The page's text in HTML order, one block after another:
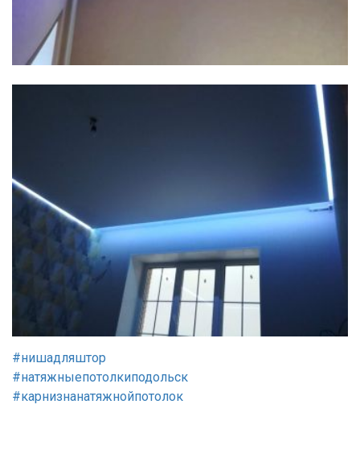
#нишадляштор
#натяжныепотолкиподольск
#карнизнанатяжнойпотолок